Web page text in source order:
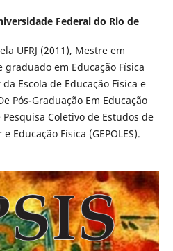
Federal do Rio de
UFRJ (2011), Mestre em
graduado em Educação Física
Escola de Educação Física e
Pós-Graduação Em Educação
Coletivo de Estudos de
Educação Física (GEPOLES).